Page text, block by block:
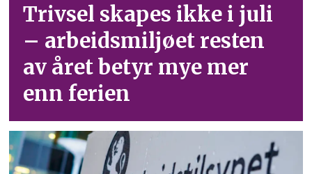
Trivsel skapes ikke i juli
– arbeid­smiljøet resten
av året betyr mye mer
enn ferien